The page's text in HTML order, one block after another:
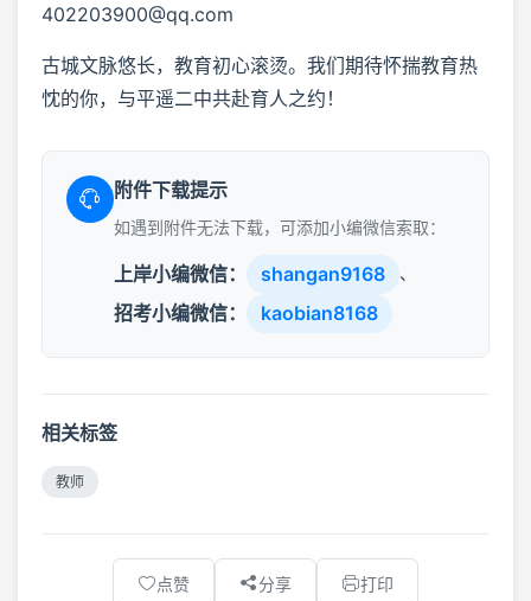
402203900@qq.com
古城文脉悠长，教育初心滚烫。我们期待怀揣教育热
忱的你，与平遥二中共赴育人之约！
附件下载提示
如遇到附件无法下载，可添加小编微信索取：
上岸小编微信： shangan9168 、
招考小编微信： kaobian8168
相关标签
教师
点赞 分享 打印